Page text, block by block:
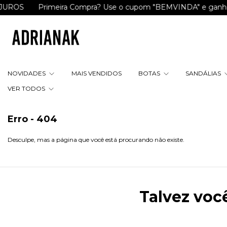
Primeira Compra? Use o cupom "BEMVINDA" e ganhe
NOVIDADES MAIS VENDIDOS BOTAS
SANDÁLIAS
VER TODOS
Erro - 404
Desculpe, mas a página que você está procurando não existe.
Talvez